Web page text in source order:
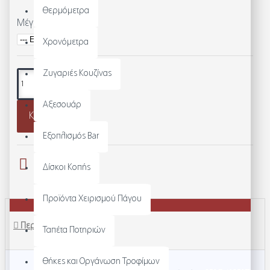
Θερμόμετρα
Χρονόμετρα
Ζυγαριές Κουζίνας
Αξεσουάρ
Εξοπλισμός Bar
Δίσκοι Κοπής
Προϊόντα Χειρισμού Πάγου
Ταπέτα Ποτηριών
Θήκες και Οργάνωση Τροφίμων
Μέγεθος
Καλάθι
Περιγραφή